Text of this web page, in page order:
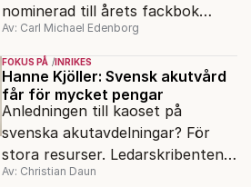
nominerad till årets fackbok
2022. Här delar hon med sig av
sitt arbete bakom biografin om
Maja Ekelöf.
Av: Carl Michael Edenborg
FOKUS PÅ INRIKES
Hanne Kjöller: Svensk akutvård
får för mycket pengar
Anledningen till kaoset på
svenska akutavdelningar? För
stora resurser. Ledarskribenten,
författaren och sjuksköterskan
Av: Christian Daun